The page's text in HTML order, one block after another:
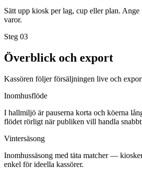
Sätt upp kiosk per lag, cup eller plan.
varor.
Steg 03
Överblick och export
Kassören följer försäljningen live och
Inomhusflöde
I hallmiljö är pauserna korta och köerna
flödet rörligt när publiken vill handla
Vintersäsong
Inomhussäsong med täta matcher —
enkel för ideella kassörer.